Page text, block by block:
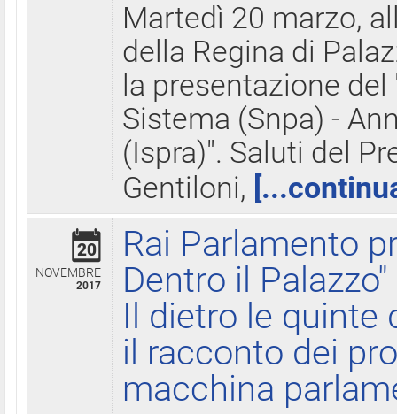
Martedì 20 marzo,
della Regina di
la presentazione
Sistema (Snpa) -
(Ispra)". Saluti del
Gentiloni,
20
NOVEMBRE
2017
Rai Parlamento
Dentro il Palazzo"
Il dietro le quinte
il racconto dei
macchina